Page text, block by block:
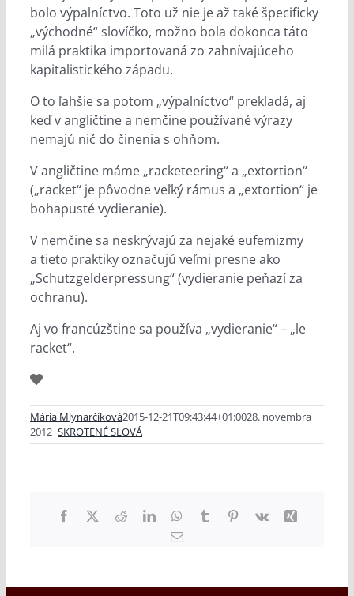
bolo výpalníctvo. Toto už nie je až také špecificky
„východné“ slovíčko, možno bola dokonca táto
milá praktika importovaná zo zahnívajúceho
kapitalistického západu.
O to ľahšie sa potom „výpalníctvo“ prekladá, aj
keď v angličtine a nemčine používané výrazy
nemajú nič do činenia s ohňom.
V angličtine máme „racketeering“ a „extortion“
(„racket“ je pôvodne veľký rámus a „extortion“ je
bohapusté vydieranie).
V nemčine sa neskrývajú za nejaké eufemizmy
a tieto praktiky označujú veľmi presne ako
„Schutzgelderpressung“ (vydieranie peňazí za
ochranu).
Aj vo francúzštine sa používa „vydieranie“ – „le
racket“.
Mária Mlynarčíková2015-12-21T09:43:44+01:0028. novembra
2012|SKROTENÉ SLOVÁ|
Facebook
X RedditLinkedInWhatsApp
TumblrPinterest
Vk
Xing
Email